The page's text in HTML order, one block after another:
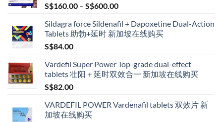
S$160.00 – S$600.00Price
S$160.00
through
Sildagra force Sildenafil + Dapoxetine Dual-Action
Tablets 助勃+延时 新加坡在线购买
S$84.00
Vardefil Super Power Top-grade dual-effect
tablets 壮阳＋延时双效合一 新加坡在线购买
S$82.00
VARDEFIL POWER Vardenafil tablets 双效片 新
加坡在线购买